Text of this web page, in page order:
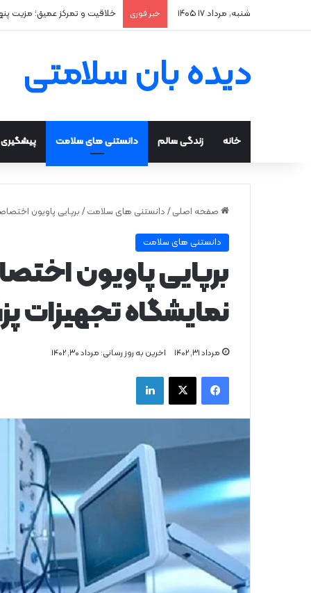
شنبه, مرداد ۱۷ ۱۴۰۵ خبر فوری خلاقیت و تمرکز عمیق؛ مزیت
دیده بان سلامتی
خانه زندگی سالم دانستنی های سلامت
صفحه اصلی / دانستنی های سلامت / برپایی پاویون
دانستنی های سلامت
برپایی پاویون
نمایشگاه تجهیزات
مرداد ۳۱, ۱۴۰۲ اخرین به روز رسانی: مرداد ۳۰, ۱۴۰۲
فیس بوک